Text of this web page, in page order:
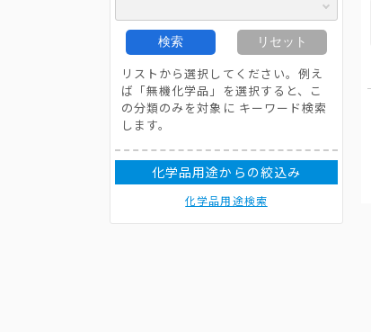
検索 リセット
リストから選択してください。例え
ば「無機化学品」を選択すると、こ
の分類のみを対象に キーワード検索
します。
化学品用途からの絞込み
化学品用途検索